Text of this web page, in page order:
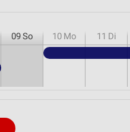
09So 10 Mo 11 Di